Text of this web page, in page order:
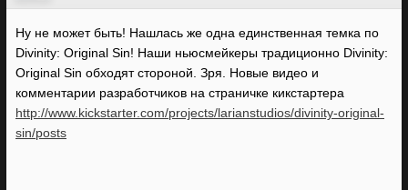
Ну не может быть! Нашлась же одна единственная темка по
Divinity: Original Sin! Наши ньюсмейкеры традиционно Divinity:
Original Sin обходят стороной. Зря. Новые видео и
комментарии разработчиков на страничке кикстартера
http://www.kickstarter.com/projects/larianstudios/divinity-original-
sin/posts